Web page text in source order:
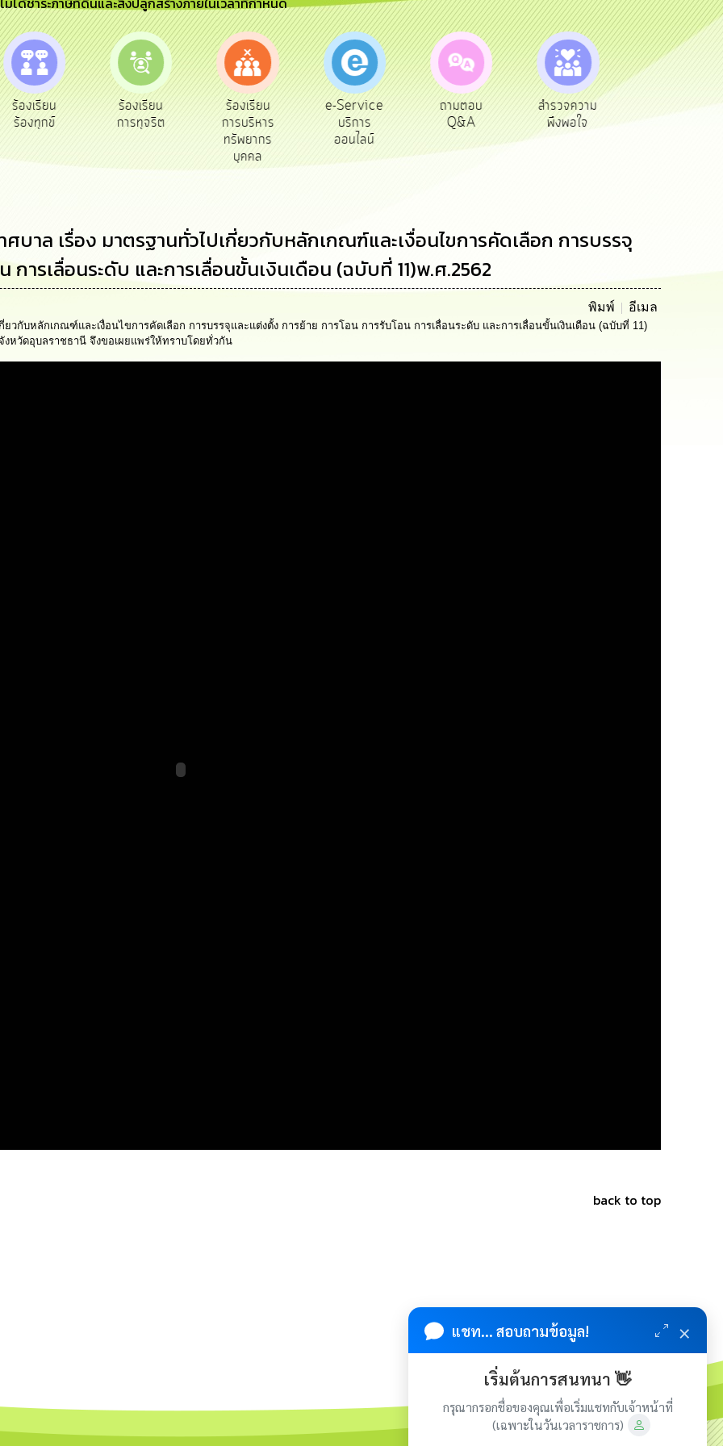
ร้องเรียน
ร้องทุกข์
ร้องเรียน
การทุจริต
ร้องเรียน
การบริหาร
ทรัพยากร
บุคคล
e-Service
บริการ
ออนไลน์
ถามตอบ
Q&A
สำรวจความ
พึงพอใจ
ผู้รับเบีย
บาล เรื่อง มาตรฐานทั่วไปเกี่ยวกับหลักเกณฑ์และเงื่อนไขการคัดเลือก การบรรจุ
การเลื่อนระดับ และการเลื่อนขั้นเงินเดือน (ฉบับที่ 11)พ.ศ.2562
พิมพ์ อีเมล
วกับหลักเกณฑ์และเงื่อนไขการคัดเลือก การบรรจุและแต่งตั้ง การย้าย การโอน การรับโอน การเลื่อนระดับ และการเลื่อนขั้นเงินเดือน (ฉบับที่ 11)
หวัดอุบลราชธานี จึงขอเผยแพร่ให้ทราบโดยทั่วกัน
back to top
แชท... สอบถามข้อมูล! ×
เริ่มต้นการสนทนา 👋
กรุณากรอกชื่อของคุณเพื่อเริ่มแชทกับเจ้าหน้าที่
(เฉพาะในวันเวลาราชการ)